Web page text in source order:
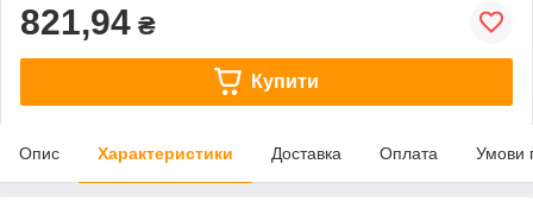
821,94 ₴
Купити
Опис Характеристики Доставка Оплата Умови